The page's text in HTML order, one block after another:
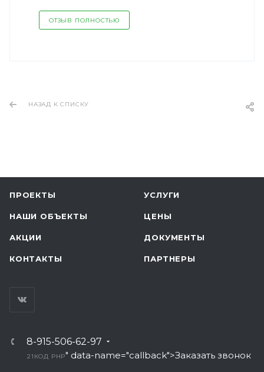
ОТЗЫВ ПОЛНОСТЬЮ
НАЗАД К СПИСКУ
ПРОЕКТЫ УСЛУГИ
НАШИ ОБЪЕКТЫ ЦЕНЫ
АКЦИИ ДОКУМЕНТЫ
КОНТАКТЫ ПАРТНЕРЫ
8-915-506-62-97
21 КОД PHP" data-name="callback">Заказать звонок